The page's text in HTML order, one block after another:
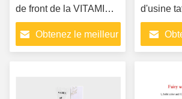
de front de la VITAMINE
A +D d'essence de
maquillage
Obtenez le meilleur
d'usine
Crystal